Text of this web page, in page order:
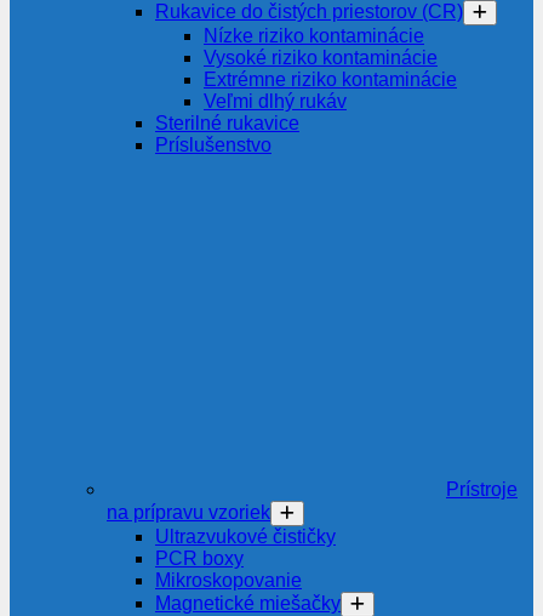
Rukavice do čistých priestorov (CR)
Nízke riziko kontaminácie
Vysoké riziko kontaminácie
Extrémne riziko kontaminácie
Veľmi dlhý rukáv
Sterilné rukavice
Príslušenstvo
Prístroje
na prípravu vzoriek
Ultrazvukové čističky
PCR boxy
Mikroskopovanie
Magnetické miešačky